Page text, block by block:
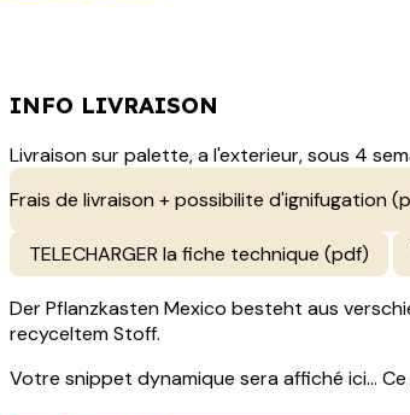
INFO LIVRAISON
Livraison sur palette, a l'exterieur, sous 4
Frais de livraison + possibilite d'ignifugation
TELECHARGER la fiche technique (pdf)
Der Pflanzkasten Mexico besteht aus
recyceltem Stoff.
Votre snippet dynamique sera affiché ici...